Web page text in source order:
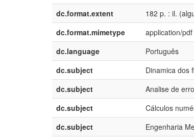
dc.format.extent 182 p. : il.
dc.format.mimetype
application/pdf
dc.language
Português
dc.subject
Dinamica dos
dc.subject
Analise de
dc.subject
Cálculos
dc.subject
Engenharia